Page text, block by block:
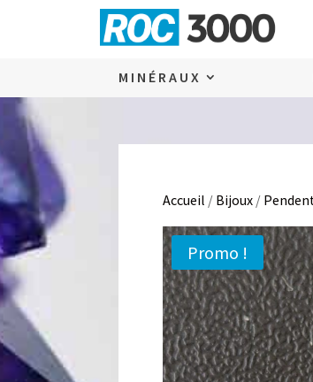
MINÉRAUX
Accueil / Bijoux /
Promo !